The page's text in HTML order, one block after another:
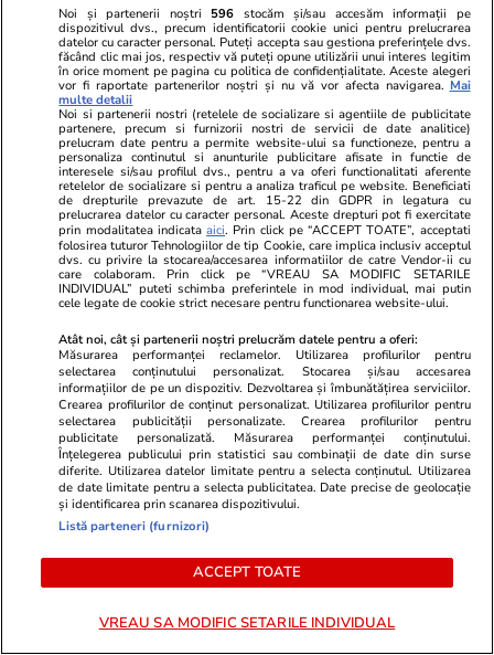
Vacanțe și Cultură 17:32
Bella Italia, visul distrus de
hoardele de turiști: cele 6
obiective turistice pe care ar fi mai
bine să le eviți
Lifestyle
Felul în
sau
despre tine.
Lifestyle 26 iul.
Ploaia de meteori Delta
Aquaride 2026: când o poți
vedea cel mai bine
Noi și partenerii noștri 596 stocăm și/sau accesăm informații pe
dispozitivul dvs., precum identificatorii cookie unici pentru prelucrarea
datelor cu caracter personal. Puteți accepta sau gestiona preferințele dvs.
făcând clic mai jos, respectiv vă puteți opune utilizării unui interes legitim
în orice moment pe pagina cu politica de confidențialitate. Aceste alegeri
vor fi raportate partenerilor noștri și nu vă vor afecta navigarea. Mai
multe detalii
Noi si partenerii nostri (retelele de socializare si agentiile de publicitate
partenere, precum si furnizorii nostri de servicii de date analitice)
prelucram date pentru a permite website-ului sa functioneze, pentru a
personaliza continutul si anunturile publicitare afisate in functie de
interesele si/sau profilul dvs., pentru a va oferi functionalitati aferente
retelelor de socializare si pentru a analiza traficul pe website. Beneficiati
de drepturile prevazute de art. 15-22 din GDPR in legatura cu
prelucrarea datelor cu caracter personal. Aceste drepturi pot fi exercitate
prin modalitatea indicataaici. Prin click pe “ACCEPT TOATE”, acceptati
folosirea tuturor Tehnologiilor de tip Cookie, care implica inclusiv acceptul
dvs. cu privire la stocarea/accesarea informatiilor de catre Vendor-ii cu
care colaboram. Prin click pe “VREAU SA MODIFIC SETARILE
INDIVIDUAL” puteti schimba preferintele in mod individual, mai putin
cele legate de cookie strict necesare pentru functionarea website-ului.
Atât noi, cât și partenerii noștri prelucrăm datele pentru a oferi:
Măsurarea performanței reclamelor. Utilizarea profilurilor pentru
selectarea conținutului personalizat. Stocarea și/sau accesarea
informațiilor de pe un dispozitiv. Dezvoltarea și îmbunătățirea serviciilor.
Crearea profilurilor de conținut personalizat. Utilizarea profilurilor pentru
selectarea publicității personalizate. Crearea profilurilor pentru
publicitate personalizată. Măsurarea performanței conținutului.
Înțelegerea publicului prin statistici sau combinații de date din surse
diferite. Utilizarea datelor limitate pentru a selecta conținutul. Utilizarea
de date limitate pentru a selecta publicitatea. Date precise de geolocație
și identificarea prin scanarea dispozitivului.
Listă parteneri (furnizori)
ACCEPT TOATE
VREAU SA MODIFIC SETARILE INDIVIDUAL